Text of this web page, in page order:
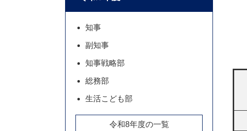
知事
副知事
知事戦略部
総務部
生活こども部
令和8年度の一覧